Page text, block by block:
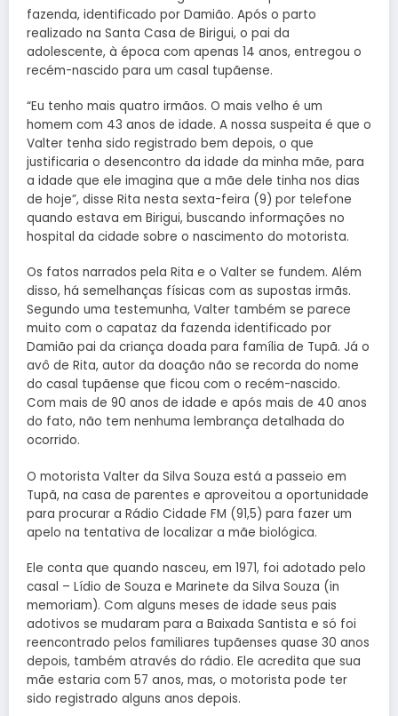
fazenda, identificado por Damião. Após o parto
realizado na Santa Casa de Birigui, o pai da
adolescente, à época com apenas 14 anos, entregou o
recém-nascido para um casal tupãense.
“Eu tenho mais quatro irmãos. O mais velho é um
homem com 43 anos de idade. A nossa suspeita é que o
Valter tenha sido registrado bem depois, o que
justificaria o desencontro da idade da minha mãe, para
a idade que ele imagina que a mãe dele tinha nos dias
de hoje”, disse Rita nesta sexta-feira (9) por telefone
quando estava em Birigui, buscando informações no
hospital da cidade sobre o nascimento do motorista.
Os fatos narrados pela Rita e o Valter se fundem. Além
disso, há semelhanças físicas com as supostas irmãs.
Segundo uma testemunha, Valter também se parece
muito com o capataz da fazenda identificado por
Damião pai da criança doada para família de Tupã. Já o
avô de Rita, autor da doação não se recorda do nome
do casal tupãense que ficou com o recém-nascido.
Com mais de 90 anos de idade e após mais de 40 anos
do fato, não tem nenhuma lembrança detalhada do
ocorrido.
O motorista Valter da Silva Souza está a passeio em
Tupã, na casa de parentes e aproveitou a oportunidade
para procurar a Rádio Cidade FM (91,5) para fazer um
apelo na tentativa de localizar a mãe biológica.
Ele conta que quando nasceu, em 1971, foi adotado pelo
casal – Lídio de Souza e Marinete da Silva Souza (in
memoriam). Com alguns meses de idade seus pais
adotivos se mudaram para a Baixada Santista e só foi
reencontrado pelos familiares tupãenses quase 30 anos
depois, também através do rádio. Ele acredita que sua
mãe estaria com 57 anos, mas, o motorista pode ter
sido registrado alguns anos depois.